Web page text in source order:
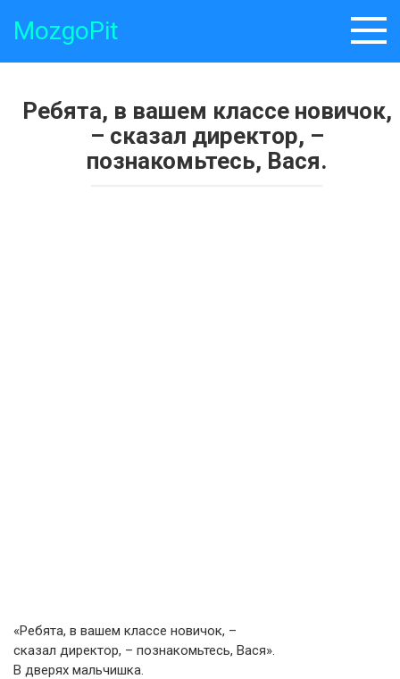
MozgoPit
Ребята, в вашем классе новичок,
– cказал директор, –
познакомьтесь, Вася.
«Ребята, в вашем классе новичок, –
cказал директор, – познакомьтесь, Вася».
В дверях мальчишка.